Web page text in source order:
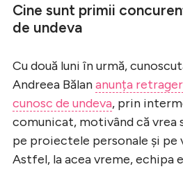
Cine sunt primii
de undeva
Cu două luni în urmă,
Andreea Bălananunța
cunosc de undeva, prin
comunicat, motivând că vrea
pe proiectele personale şi pe
Astfel, la acea vreme, echipa